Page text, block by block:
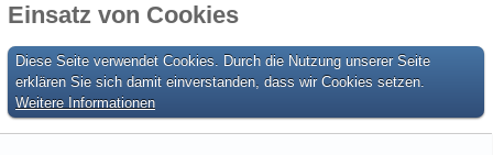
Einsatz von Cookies
Diese Seite verwendet Cookies. Durch die Nutzung unserer Seite
erklären Sie sich damit einverstanden, dass wir Cookies setzen.
Weitere Informationen